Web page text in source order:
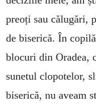
preoți sau călugări,
de biserică. În
blocuri din Oradea,
sunetul clopotelor,
biserică, nu aveam